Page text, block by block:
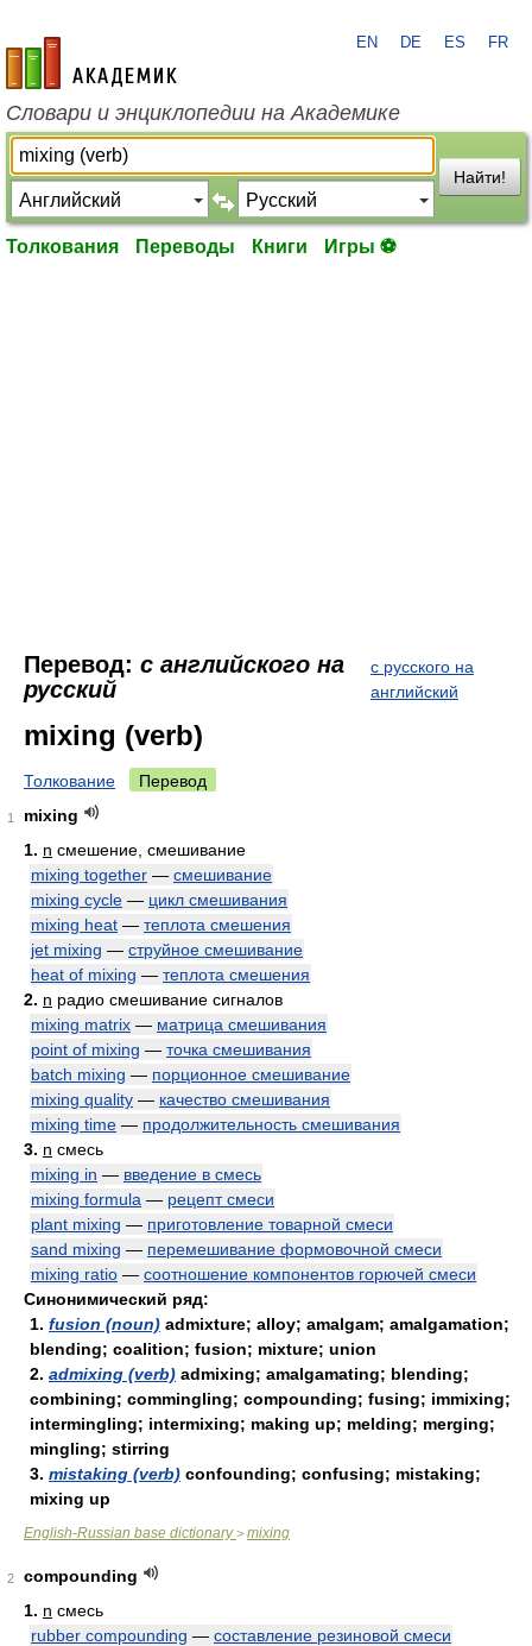
academic.ru
EN DE ES FR
Словари и энциклопедии на Академике
Найти!
Толкования Переводы Книги Игры ⚽
Перевод: с английского на
русский
с русского на
английский
mixing (verb)
Толкование Перевод
1
mixing
1. n смешение, смешивание
mixing together — смешивание
mixing cycle — цикл смешивания
mixing heat — теплота смешения
jet mixing — струйное смешивание
heat of mixing — теплота смешения
2. n радио смешивание сигналов
mixing matrix — матрица смешивания
point of mixing — точка смешивания
batch mixing — порционное смешивание
mixing quality — качество смешивания
mixing time — продолжительность смешивания
3. n смесь
mixing in — введение в смесь
mixing formula — рецепт смеси
plant mixing — приготовление товарной смеси
sand mixing — перемешивание формовочной смеси
mixing ratio — соотношение компонентов горючей смеси
Синонимический ряд:
1. fusion (noun) admixture; alloy; amalgam; amalgamation;
blending; coalition; fusion; mixture; union
2. admixing (verb) admixing; amalgamating; blending;
combining; commingling; compounding; fusing; immixing;
intermingling; intermixing; making up; melding; merging;
mingling; stirring
3. mistaking (verb) confounding; confusing; mistaking;
mixing up
English-Russian base dictionary> mixing
2
compounding
1. n смесь
rubber compounding — составление резиновой смеси